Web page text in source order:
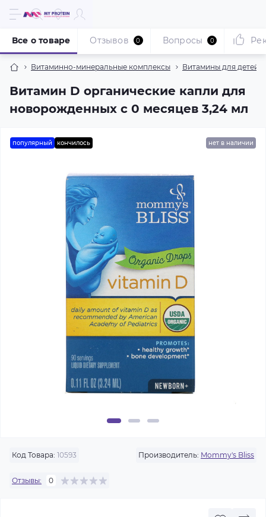
Витаминно-минеральные комплексы Витамины для детей
Витамин D органические капли для
новорожденных с 0 месяцев 3,24 мл
Все о товаре Отзывов 0 Вопросы 0
популярный кончилось нет в наличии
Код Товара: 10593 Производитель: Mommy's Bliss
Отзывы: 0